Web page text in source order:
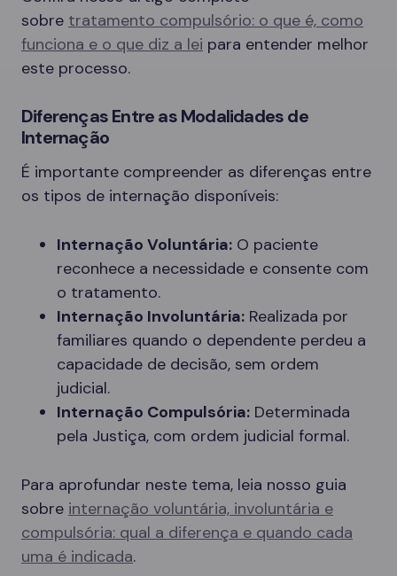
sobre tratamento compulsório: o que é, como
funciona e o que diz a lei para entender melhor
este processo.
Diferenças Entre as Modalidades de
Internação
É importante compreender as diferenças entre
os tipos de internação disponíveis:
Internação Voluntária: O paciente
reconhece a necessidade e consente com
o tratamento.
Internação Involuntária: Realizada por
familiares quando o dependente perdeu a
capacidade de decisão, sem ordem
judicial.
Internação Compulsória: Determinada
pela Justiça, com ordem judicial formal.
Para aprofundar neste tema, leia nosso guia
sobre internação voluntária, involuntária e
compulsória: qual a diferença e quando cada
uma é indicada.